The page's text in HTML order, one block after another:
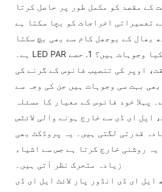
کے مقصد کو مکمل طور پر حاصل کرتا
تعمیراتی اخراجات کو بچا سکتا ہے
بھال کے بوجھل کام سے بھی بچ سکتا
ہے۔ LED PAR لائٹ فانوس کے گرنے کی کیا وجوہات ہیں؟ 1. حصے
اوپر کی تنصیب فانوس کے گرنے کی
بہت سی وجوہات ہیں جن کی وجہ سے
پہلا خود فانوس کے معیار کا مسئلہ
ایل ای ڈی سے خارج ہونے والی لائٹس
قدرتی لگتی ہیں۔ یہ پروڈکٹ بھی
یہ روشنی خارج کرتا ہے جس سے اشیاء
زیادہ متحرک نظر آتی ہیں۔
ایل ای ڈی انڈور پار لائٹ ایل ای ڈی